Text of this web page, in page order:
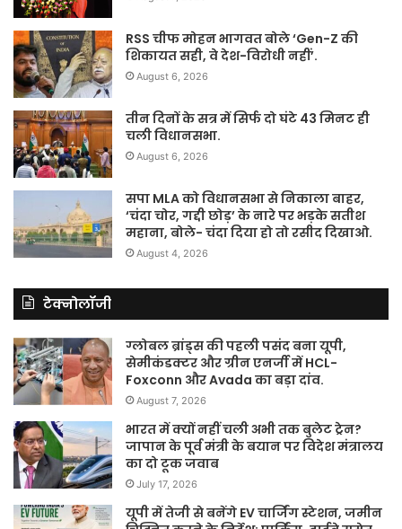
RSS चीफ मोहन भागवत बोले ‘Gen-Z की
शिकायत सही, वे देश-विरोधी नहीं’.
August 6, 2026
तीन दिनों के सत्र में सिर्फ दो घंटे 43 मिनट ही
चली विधानसभा.
August 6, 2026
सपा MLA को विधानसभा से निकाला बाहर,
‘चंदा चोर, गद्दी छोड़’ के नारे पर भड़के सतीश
महाना, बोले- चंदा दिया हो तो रसीद दिखाओ.
August 4, 2026
टेक्नोलॉजी
ग्लोबल ब्रांड्स की पहली पसंद बना यूपी,
सेमीकंडक्टर और ग्रीन एनर्जी में HCL-
Foxconn और Avada का बड़ा दांव.
August 7, 2026
भारत में क्यों नहीं चली अभी तक बुलेट ट्रेन?
जापान के पूर्व मंत्री के बयान पर विदेश मंत्रालय
का दो टूक जवाब
July 17, 2026
यूपी में तेजी से बनेंगे EV चार्जिंग स्टेशन, जमीन